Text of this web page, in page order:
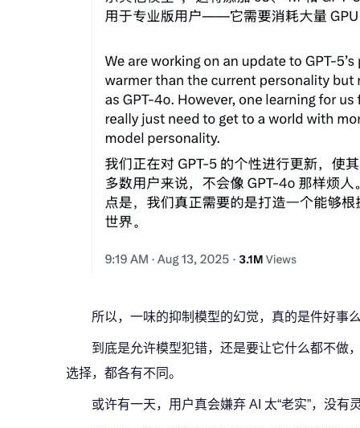
所以，一味的抑制模型的幻觉，真的是件好事
到底是允许模型犯错，还是要让它什么都不做
选择，都各有不同。
或许有一天，用户真会嫌弃 AI 太“老实”，没有